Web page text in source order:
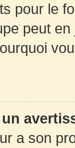
pour le
peut
a son